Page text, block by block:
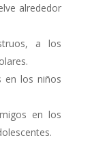
alrededor
a los
en los niños
en los